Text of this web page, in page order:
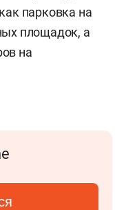
парковка на
площадок, а
на